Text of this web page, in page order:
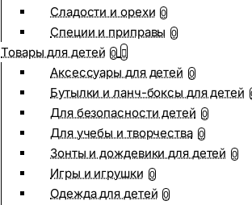
Сладости и орехи 0
Специи и приправы 0
Товары для детей 0
Аксессуары для детей 0
Бутылки и ланч-боксы для детей
Для безопасности детей 0
Для учебы и творчества 0
Зонты и дождевики для детей 0
Игры и игрушки 0
Одежда для детей 0